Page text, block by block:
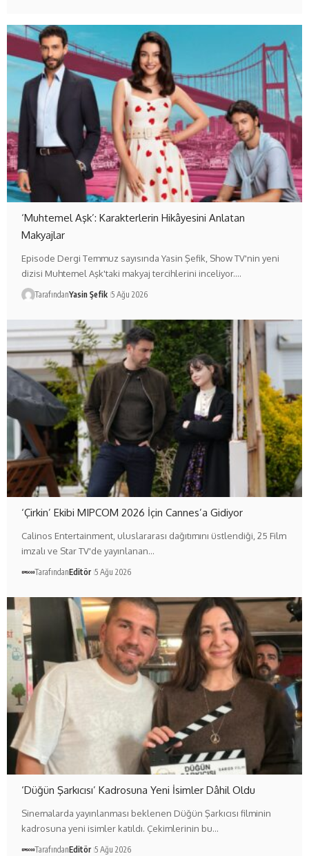
‘Muhtemel Aşk’: Karakterlerin Hikâyesini Anlatan
Makyajlar
Episode Dergi Temmuz sayısında Yasin Şefik, Show TV'nin yeni
dizisi Muhtemel Aşk'taki makyaj tercihlerini inceliyor.…
TarafındanYasin Şefik 5 Ağu 2026
‘Çirkin’ Ekibi MIPCOM 2026 İçin Cannes’a Gidiyor
Calinos Entertainment, uluslararası dağıtımını üstlendiği, 25 Film
imzalı ve Star TV'de yayınlanan…
TarafındanEditör 5 Ağu 2026
‘Düğün Şarkıcısı’ Kadrosuna Yeni İsimler Dâhil Oldu
Sinemalarda yayınlanması beklenen Düğün Şarkıcısı filminin
kadrosuna yeni isimler katıldı. Çekimlerinin bu…
TarafındanEditör 5 Ağu 2026